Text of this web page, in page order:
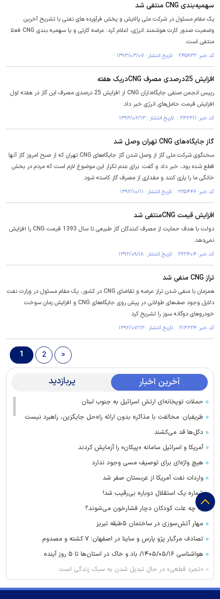
سهمیه‌بندی CNG منتفی شد
یک مقام مسئول در شرکت ملی پالایش و پخش فرآورده های نفتی با تشریح آخرین
وضعیت صدور کارت هوشمند انرژی، اعلام کرد: عرضه کارتی و یا سهمیه بندی CNG فعلا
منتفی است.
کد خبر: ۲۴۵۹۳۲ تاریخ انتشار : ۱۳۹۳/۰۳/۰۷
افزایش 25درصدی مصرف CNGدریک هفته
رییس انجمن صنفی‌ جایگاه‌داران CNG از افزایش 25 درصدی مصرف این گاز در هفته اول
افزایش قیمت حامل‌های انرژی خبر داد.
کد خبر: ۲۴۲۳۱۱ تاریخ انتشار : ۱۳۹۳/۰۲/۱۳
گاز جایگاه‌های CNG تهران وصل شد
سخنگوی شرکت ملی گاز از وصل شدن گاز جایگاه‌های CNG تهران که از صبح امروز گاز آنها
قطع شده بود، خبر داد و گفت: برای عدم تکرار این موضوع لازم است که مردم در بخش
خانگی ما را یاری کنند و مقداری از مصرف گاز کاسته شود.
کد خبر: ۲۲۵۴۴۶ تاریخ انتشار : ۱۳۹۲/۱۰/۱۱
افزایش قیمت CNGمنتفی شد
دولت با هدف حمایت از مصرف کنندگان گاز طبیعی تا سال 1393 قیمت CNG را افزایش
نمی‌دهد.
کد خبر: ۲۲۲۴۰۴ تاریخ انتشار : ۱۳۹۲/۰۹/۱۸
تراز CNG منفی شد
همزمان با منفی شدن تراز عرضه و تقاضای CNG در کشور، یک مقام مسئول در وزارت نفت
دلایل وجود صف‌های طولانی در پیش روی جایگاه‌های CNG و افزایش زمان سوخت
خودروهای دوگانه سوز را تشریح کرد.
کد خبر: ۲۱۳۲۲۴ تاریخ انتشار : ۱۳۹۲/۰۷/۱۳
1 2 >
آخرین اخبار پربازدید
حملات توپخانه‌ای ارتش اسرائیل به جنوب لبنان
ظریفیان: مخالفت با مذاکره بدون ارائه راه‌حل جایگزین، راهبرد نیست
دکل‌ها قد می‌کشند
آمریکا و اسرائیل سامانه «پیکان» را آزمایش کردند
هیچ واژه‌ای برای توصیف مسی وجود ندارد
واردات نفت آمریکا از عربستان صفر شد
شماره یک استقلال دوباره بی‌رقیب شد!
به چه علت کودکان دچار فشارخون می‌شوند؟
مهار آتش‌سوزی در ساختمان ۵‌طبقه تبریز
تصادف مرگبار پژو پارس و ساینا در اصفهان؛ ۷ کشته و مصدوم
هواشناسی ۱۴۰۵/۰۵/۱۶/ باد و خاک در استان‌ها تا ۵ روز آینده
«تجرد قطعی» در حال تبدیل شدن به سبک زندگی است